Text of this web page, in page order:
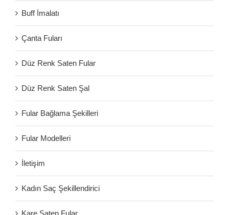
Buff İmalatı
Çanta Fuları
Düz Renk Saten Fular
Düz Renk Saten Şal
Fular Bağlama Şekilleri
Fular Modelleri
İletişim
Kadın Saç Şekillendirici
Kare Saten Fular